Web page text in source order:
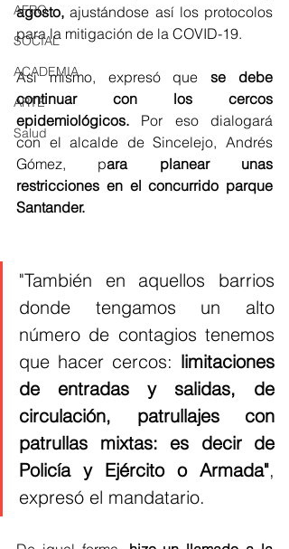
AFRO
SOCIAL
ACADEMIA
ARTE
Salud
agosto, ajustándose así los protocolos
para la mitigación de la COVID-19.
Así mismo, expresó que se debe
continuar con los cercos
epidemiológicos. Por eso dialogará
con el alcalde de Sincelejo, Andrés
Gómez, para planear unas
restricciones en el concurrido parque
Santander.
"También en aquellos barrios
donde tengamos un alto
número de contagios tenemos
que hacer cercos: limitaciones
de entradas y salidas, de
circulación, patrullajes con
patrullas mixtas: es decir de
Policía y Ejército o Armada",
expresó el mandatario.